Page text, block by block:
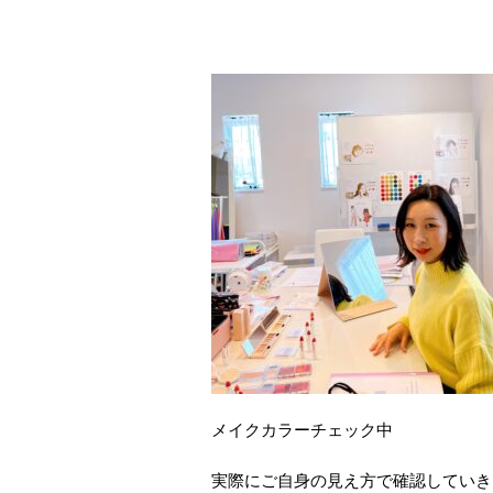
メイクカラーチェック中
実際にご自身の見え方で確認してい